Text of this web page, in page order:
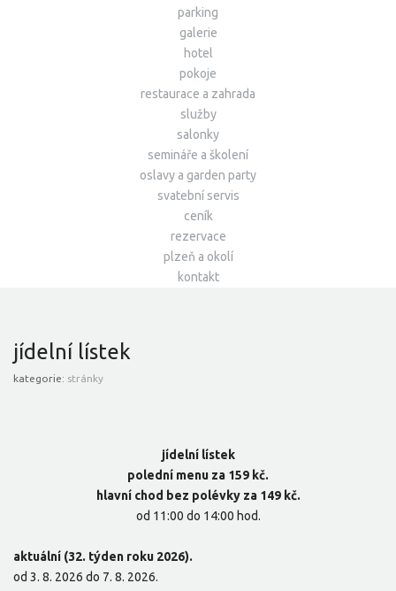
parking
galerie
hotel
pokoje
restaurace a zahrada
služby
salonky
semináře a školení
oslavy a garden party
svatební servis
ceník
rezervace
plzeň a okolí
kontakt
jídelní lístek
kategorie: stránky
jídelní lístek
polední menu za 159 kč.
hlavní chod bez polévky za 149 kč.
od 11:00 do 14:00 hod.
aktuální (32. týden roku 2026).
od 3. 8. 2026 do 7. 8. 2026.